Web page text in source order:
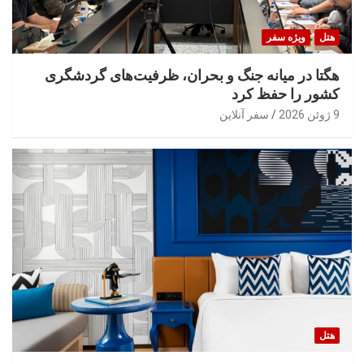
هتل ویژه سفر
هگتا در میانه جنگ و بحران، ظرفیت‌های گردشگری
کشور را حفظ کرد
9 ژوئن 2026 سفر آنلاین
هتل